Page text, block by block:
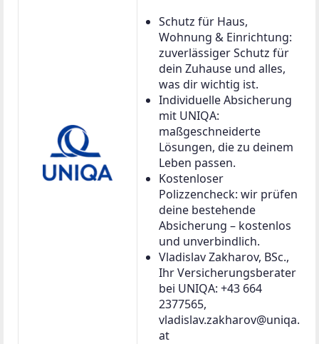
Schutz für Haus,
Wohnung & Einrichtung:
zuverlässiger Schutz für
dein Zuhause und alles,
was dir wichtig ist.
Individuelle Absicherung
mit UNIQA:
maßgeschneiderte
Lösungen, die zu deinem
Leben passen.
Kostenloser
Polizzencheck: wir prüfen
deine bestehende
Absicherung – kostenlos
und unverbindlich.
Vladislav Zakharov, BSc.,
Ihr Versicherungsberater
bei UNIQA: +43 664
2377565,
vladislav.zakharov@uniqa.
at